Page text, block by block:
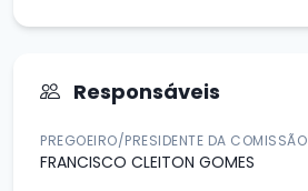
Responsáveis
PREGOEIRO/PRESIDENTE DA COMISSÃO
FRANCISCO CLEITON GOMES